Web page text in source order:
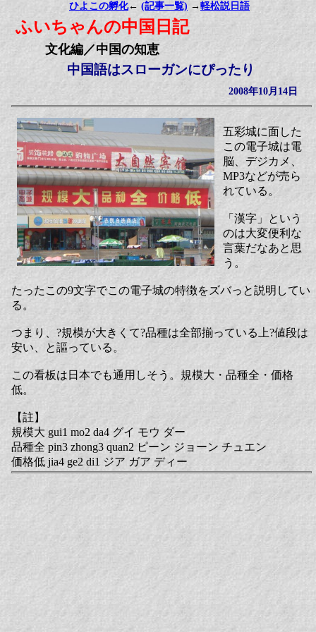
ひよこの孵化← (記事一覧) → 軽松説日語
ふいちゃんの中国日記
文化編／中国の知恵
中国語はスローガンにぴったり
2008年10月14日
五彩城に面した
この電子城は電
脳、デジカメ、
MP3などが売ら
れている。
「漢字」という
のは大変便利な
言葉だなあと思
う。
たったこの9文字でこの電子城の特徴をズバっと説明してい
る。
つまり、?規模が大きくて?品種は全部揃っている上?値段は
安い、と謳っている。
この看板は日本でも通用しそう。規模大・品種全・価格
低。
【註】
規模大 gui1 mo2 da4 グイ モウ ダー
品種全 pin3 zhong3 quan2 ピーン ジョーン チュエン
価格低 jia4 ge2 di1 ジア ガア ディー